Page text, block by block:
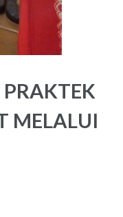
PRAKTEK
MELALUI